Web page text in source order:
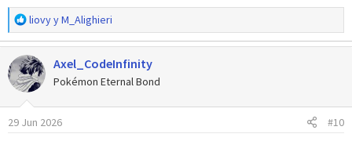
R
e
a
c
c
i
o
n
liovyyM_Alighieri
Axel_CodeInfinity
Pokémon Eternal Bond
29 Jun 2026 #10